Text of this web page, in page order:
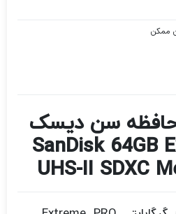
ممکن
سن دیسک
SanDisk 64GB
UHS-II SDXC